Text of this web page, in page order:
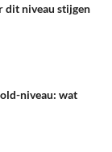
dit niveau stijgen
niveau: wat